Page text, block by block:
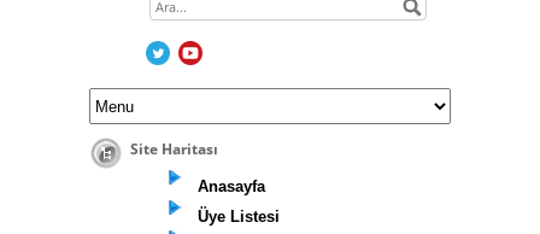
Site Haritası
Anasayfa
Üye Listesi